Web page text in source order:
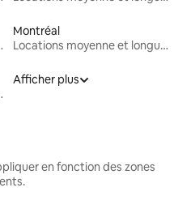
durée
Montréal
Locations moyenne et longue durée
durée
Afficher plus
en fonction des zones